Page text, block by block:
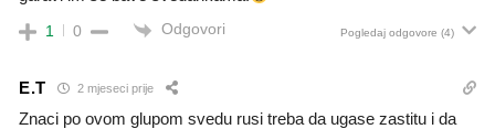
1 0 Odgovori Pogledaj odgovore (4)
E.T 2 mjeseci prije
Znaci po ovom glupom svedu rusi treba da ugase zastitu i da